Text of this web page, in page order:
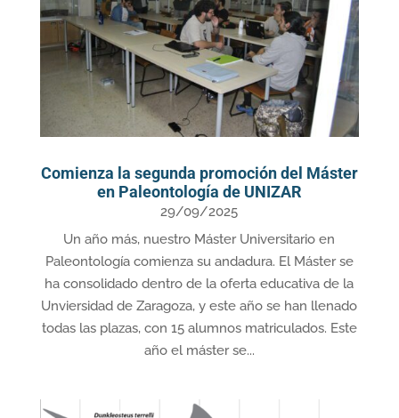
Comienza la segunda promoción del Máster
en Paleontología de UNIZAR
29/09/2025
Un año más, nuestro Máster Universitario en
Paleontología comienza su andadura. El Máster se
ha consolidado dentro de la oferta educativa de la
Unviersidad de Zaragoza, y este año se han llenado
todas las plazas, con 15 alumnos matriculados. Este
año el máster se...